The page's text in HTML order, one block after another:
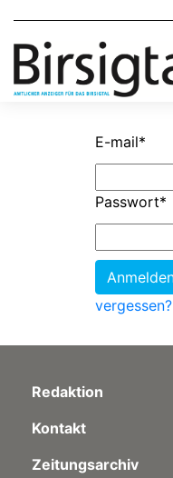
E-mail*
Passwort*
vergessen?
Redaktion
Kontakt
Zeitungsarchiv